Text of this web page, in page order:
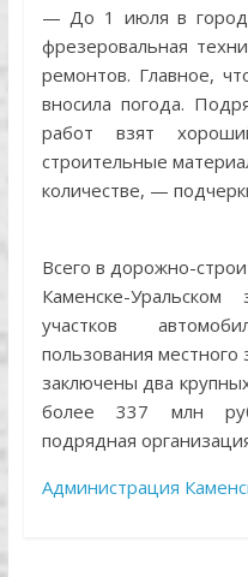
— До 1 июля в город
фрезеровальная
ремонтов. Главное,
вносила погода.
работ взят
строительные
количестве, —
Всего в дорожно-
Каменске-
участков
пользования
заключены два
более 337 млн
подрядная
Администрация